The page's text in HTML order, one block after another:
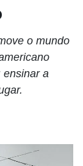
o mundo
ensinar a